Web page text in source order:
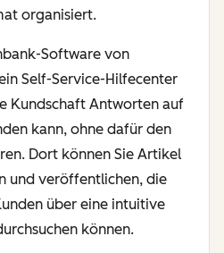
organisiert.
Software von
Self-Service-Hilfecenter
Kundschaft Antworten auf
kann, ohne dafür den
Dort können Sie Artikel
und veröffentlichen, die
über eine intuitive
können.